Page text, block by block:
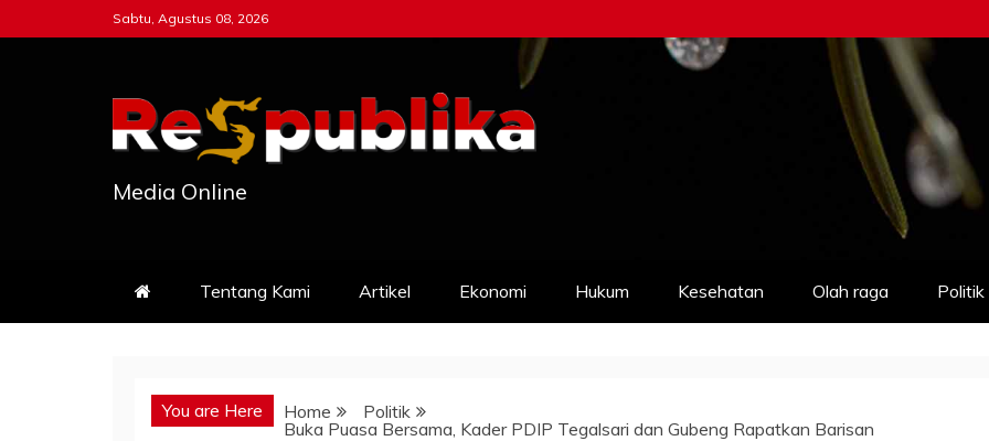
to
Sabtu, Agustus 08, 2026
Media Online
Tentang Kami Artikel Ekonomi Hukum Kesehatan Olah raga Politik
You are Here Home
Politik
Buka Puasa Bersama, Kader PDIP Tegalsari dan Gubeng Rapatkan Barisan